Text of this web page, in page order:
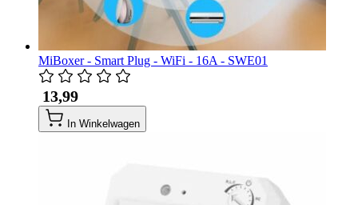
MiBoxer - Smart Plug - WiFi - 16A - SWE01
​ 13,99
In Winkelwagen